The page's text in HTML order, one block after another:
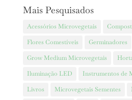
Mais Pesquisados
Acessórios Microvegetais
Flores Comestíveis
Germinadores
Grow Medium Microvegetais
Iluminação LED
Instrumentos de
Livros
Microvegetais Sementes